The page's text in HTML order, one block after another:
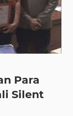
Para
Silent